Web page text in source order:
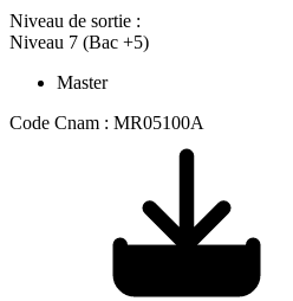
Niveau de sortie :
Niveau 7 (Bac +5)
Master
Code Cnam : MR05100A